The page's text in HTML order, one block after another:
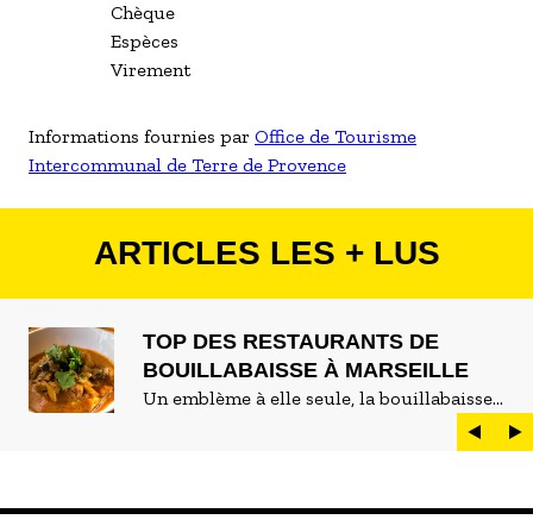
Chèque
Espèces
Virement
Informations fournies par Office de Tourisme
Intercommunal de Terre de Provence
ARTICLES LES + LUS
TOP DES RESTAURANTS DE
BOUILLABAISSE À MARSEILLE
Un emblème à elle seule, la bouillabaisse
est LE plat marseillais par excellence. On
peut d'ailleurs vite être submergé·e par la
servir la meilleure...